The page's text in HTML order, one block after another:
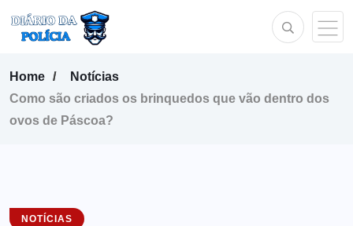
Home
Notícias
Como são criados os brinquedos que vão dentro dos
ovos de Páscoa?
NOTÍCIAS